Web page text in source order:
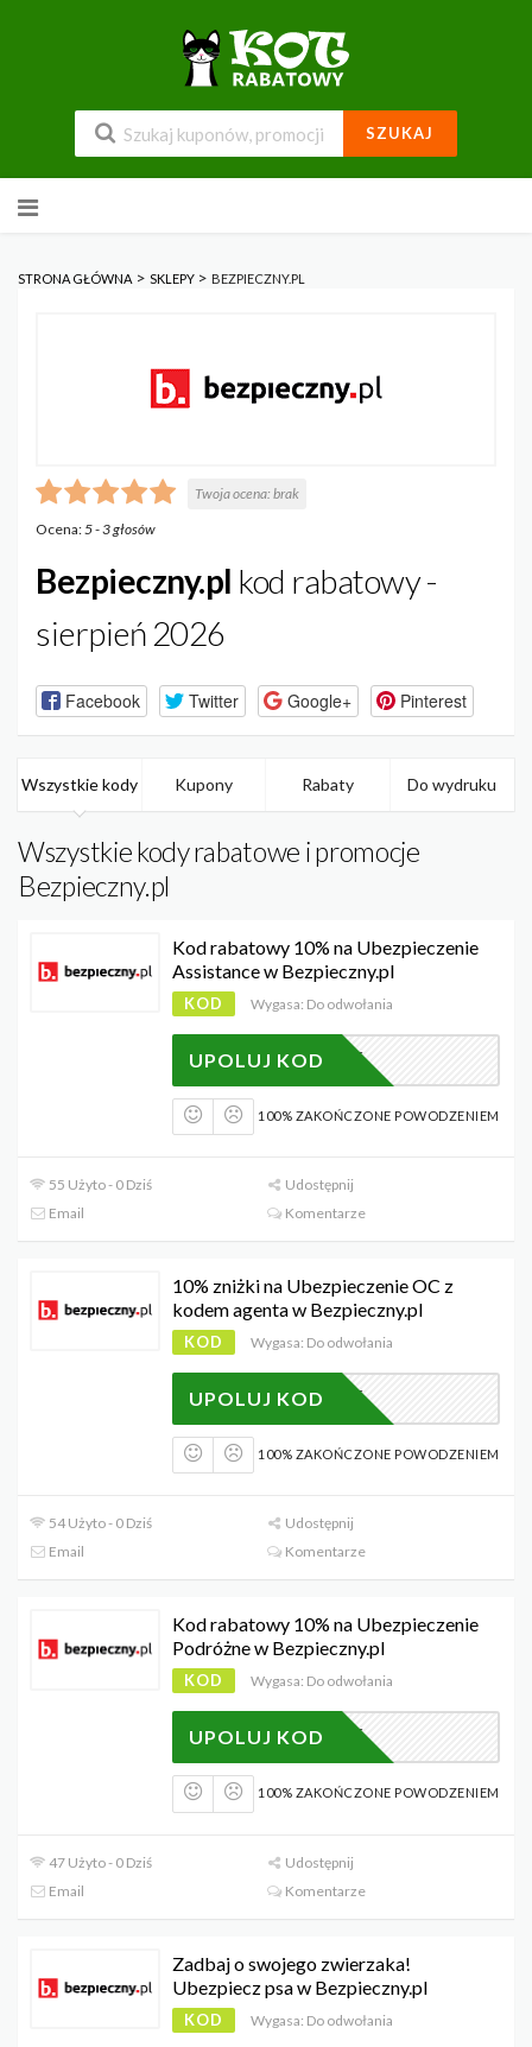
SZUKAJ
do
STRONA GŁÓWNA > SKLEPY > BEZPIECZNY.PL
Twoja ocena:brak
Ocena:5-3głosów
Bezpieczny.pl kod rabatowy -
sierpień 2026
Facebook Twitter Google+ Pinterest
Wszystkie kody Kupony Rabaty Do wydruku
Wszystkie kody rabatowe i promocje
Bezpieczny.pl
Kod rabatowy 10% na Ubezpieczenie
Assistance w Bezpieczny.pl
KOD Wygasa: Do odwołania
2346
UPOLUJ KOD
100% ZAKOŃCZONE POWODZENIEM
55 Użyto - 0 Dziś
Udostępnij
Email
Komentarze
10% zniżki na Ubezpieczenie OC z
kodem agenta w Bezpieczny.pl
KOD Wygasa: Do odwołania
2346
UPOLUJ KOD
100% ZAKOŃCZONE POWODZENIEM
54 Użyto - 0 Dziś
Udostępnij
Email
Komentarze
Kod rabatowy 10% na Ubezpieczenie
Podróżne w Bezpieczny.pl
KOD Wygasa: Do odwołania
2346
UPOLUJ KOD
100% ZAKOŃCZONE POWODZENIEM
47 Użyto - 0 Dziś
Udostępnij
Email
Komentarze
Zadbaj o swojego zwierzaka!
Ubezpiecz psa w Bezpieczny.pl
KOD Wygasa: Do odwołania